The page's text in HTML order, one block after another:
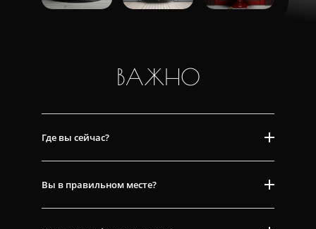
ВАЖНО
Где вы сейчас?
Вы в правильном месте?